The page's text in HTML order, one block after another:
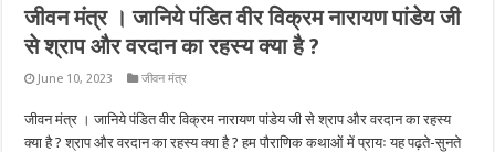
जीवन मंत्र । जानिये पंडित वीर विक्रम नारायण पांडेय जी
से श्राप और वरदान का रहस्य क्या है ?
June 10, 2023 जीवन मंत्र
जीवन मंत्र । जानिये पंडित वीर विक्रम नारायण पांडेय जी से श्राप और वरदान का रहस्य
क्या है ? श्राप और वरदान का रहस्य क्या है ? हम पौराणिक कथाओं में प्रायः यह पढ़ते-सुनते